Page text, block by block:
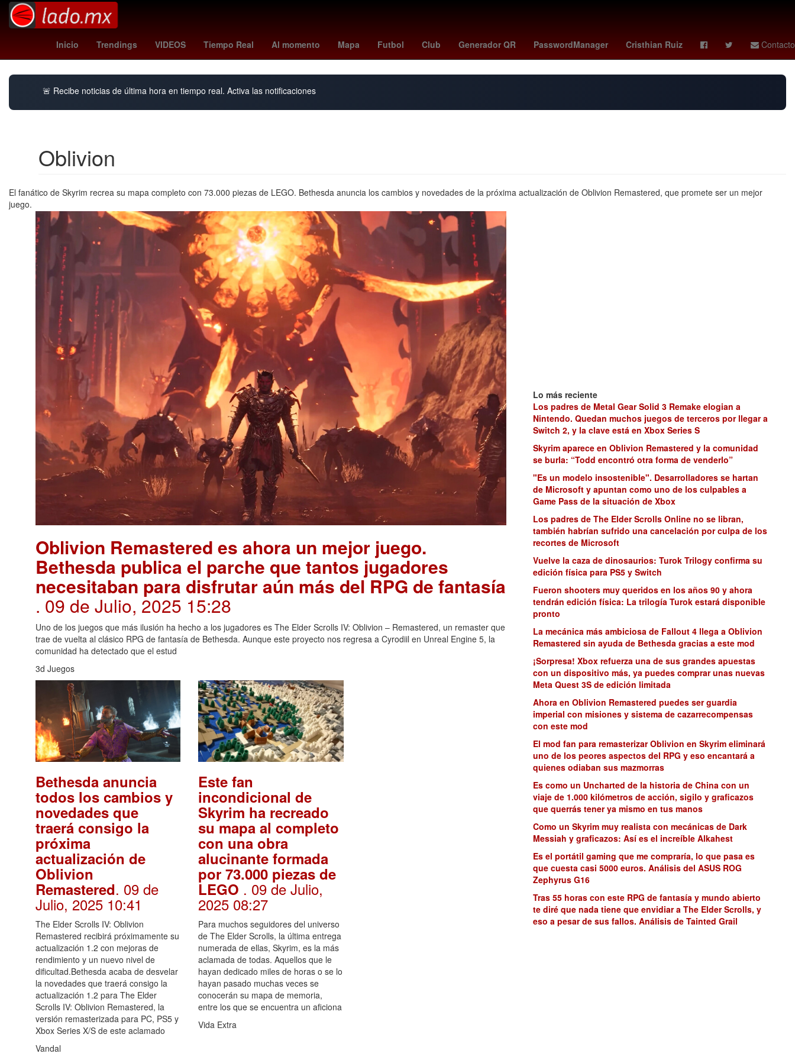
Inicio Trendings VIDEOS Tiempo Real Al momento Mapa Futbol Club Generador QR PasswordManager Cristhian Ruiz Contacto
artificial intelligence Ezra Miller Aguascalientes 27 de marzo Incendio Gobierno 2024 Argentina Rosario kenedy
🚨 Recibe noticias de última hora en tiempo real. Activa las notificaciones
Oblivion
El fanático de Skyrim recrea su mapa completo con 73.000 piezas de LEGO. Bethesda anuncia los cambios y novedades de la próxima actualización de Oblivion Remastered, que promete ser un mejor
juego.
Oblivion Remastered es ahora un mejor juego.
Bethesda publica el parche que tantos jugadores
necesitaban para disfrutar aún más del RPG de fantasía
. 09 de Julio, 2025 15:28
Uno de los juegos que más ilusión ha hecho a los jugadores es The Elder Scrolls IV: Oblivion – Remastered, un remaster que
trae de vuelta al clásico RPG de fantasía de Bethesda. Aunque este proyecto nos regresa a Cyrodiil en Unreal Engine 5, la
comunidad ha detectado que el estud
3d Juegos
Bethesda anuncia
todos los cambios y
novedades que
traerá consigo la
próxima
actualización de
Oblivion
Remastered. 09 de
Julio, 2025 10:41
The Elder Scrolls IV: Oblivion
Remastered recibirá próximamente su
actualización 1.2 con mejoras de
rendimiento y un nuevo nivel de
dificultad.Bethesda acaba de desvelar
la novedades que traerá consigo la
actualización 1.2 para The Elder
Scrolls IV: Oblivion Remastered, la
versión remasterizada para PC, PS5 y
Xbox Series X/S de este aclamado
Vandal
Este fan
incondicional de
Skyrim ha recreado
su mapa al completo
con una obra
alucinante formada
por 73.000 piezas de
LEGO . 09 de Julio,
2025 08:27
Para muchos seguidores del universo
de The Elder Scrolls, la última entrega
numerada de ellas, Skyrim, es la más
aclamada de todas. Aquellos que le
hayan dedicado miles de horas o se lo
hayan pasado muchas veces se
conocerán su mapa de memoria,
entre los que se encuentra un aficiona
Vida Extra
Lo más reciente
Los padres de Metal Gear Solid 3 Remake elogian a
Nintendo. Quedan muchos juegos de terceros por llegar a
Switch 2, y la clave está en Xbox Series S
Skyrim aparece en Oblivion Remastered y la comunidad
se burla: “Todd encontró otra forma de venderlo”
"Es un modelo insostenible". Desarrolladores se hartan
de Microsoft y apuntan como uno de los culpables a
Game Pass de la situación de Xbox
Los padres de The Elder Scrolls Online no se libran,
también habrían sufrido una cancelación por culpa de los
recortes de Microsoft
Vuelve la caza de dinosaurios: Turok Trilogy confirma su
edición física para PS5 y Switch
Fueron shooters muy queridos en los años 90 y ahora
tendrán edición física: La trilogía Turok estará disponible
pronto
La mecánica más ambiciosa de Fallout 4 llega a Oblivion
Remastered sin ayuda de Bethesda gracias a este mod
¡Sorpresa! Xbox refuerza una de sus grandes apuestas
con un dispositivo más, ya puedes comprar unas nuevas
Meta Quest 3S de edición limitada
Ahora en Oblivion Remastered puedes ser guardia
imperial con misiones y sistema de cazarrecompensas
con este mod
El mod fan para remasterizar Oblivion en Skyrim eliminará
uno de los peores aspectos del RPG y eso encantará a
quienes odiaban sus mazmorras
Es como un Uncharted de la historia de China con un
viaje de 1.000 kilómetros de acción, sigilo y graficazos
que querrás tener ya mismo en tus manos
Como un Skyrim muy realista con mecánicas de Dark
Messiah y graficazos: Así es el increíble Alkahest
Es el portátil gaming que me compraría, lo que pasa es
que cuesta casi 5000 euros. Análisis del ASUS ROG
Zephyrus G16
Tras 55 horas con este RPG de fantasía y mundo abierto
te diré que nada tiene que envidiar a The Elder Scrolls, y
eso a pesar de sus fallos. Análisis de Tainted Grail